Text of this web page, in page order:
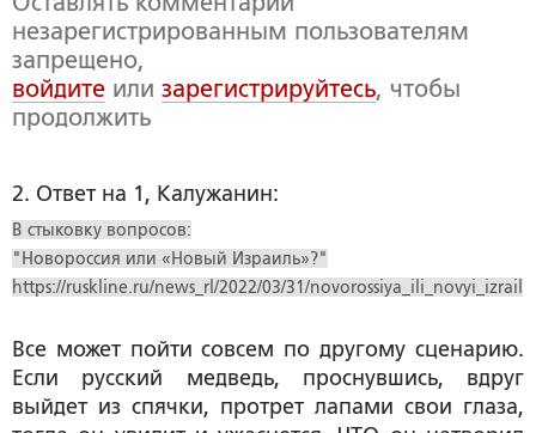
незарегистрированным пользователям
запрещено,
войдите или зарегистрируйтесь, чтобы
продолжить
2. Ответ на 1, Калужанин:
В стыковку вопросов:
"Новороссия или «Новый Израиль»?"
https://ruskline.ru/news_rl/2022/03/31/novorossiya_ili_novyi_izrail
Все может пойти совсем по другому сценарию.
Если русский медведь, проснувшись, вдруг
выйдет из спячки, протрет лапами свои глаза,